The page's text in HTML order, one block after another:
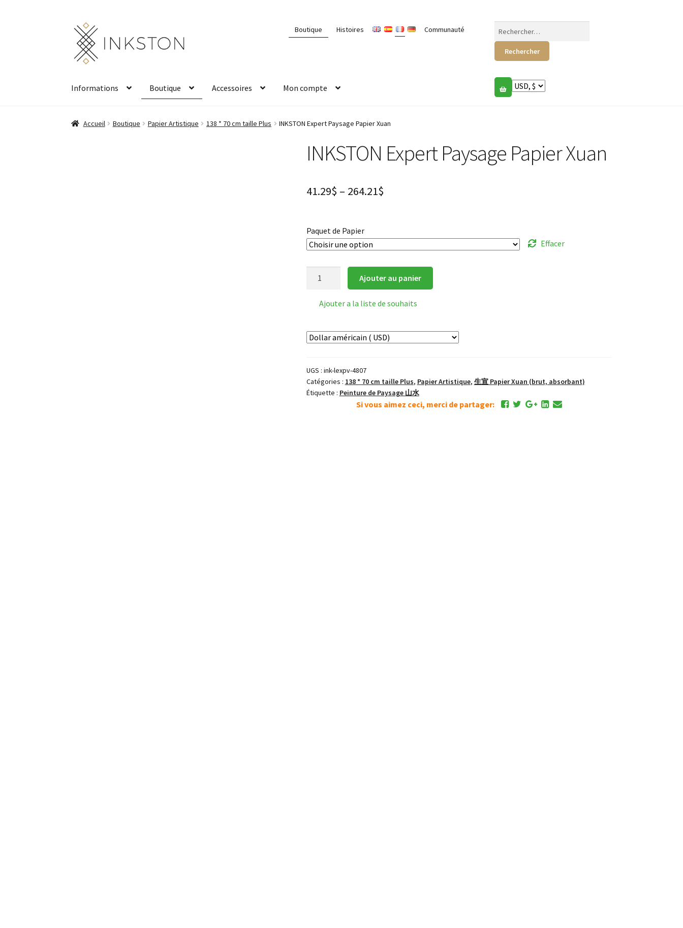
Aller
la
navigation
Aller
au
contenu
Boutique Histoires Communauté
Informations Boutique Accessoires Mon compte
Accueil Boutique Papier Artistique 138 * 70 cm taille Plus INKSTON Expert Paysage Papier Xuan
INKSTON Expert Paysage Papier Xuan
41.29$ – 264.21$
Paquet de Papier
Effacer
Expert
Papier
Ajouter au panier
Ajouter a la liste de souhaits
UGS : ink-lexpv-4807
Catégories : 138 * 70 cm taille Plus, Papier Artistique, 生宣 Papier Xuan (brut, absorbant)
Étiquette : Peinture de Paysage 山水
Si vous aimez ceci, merci de partager: